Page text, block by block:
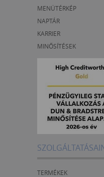
MENÜTÉRKÉP
NAPTÁR
KARRIER
MINŐSÍTÉSEK
TERMÉKEK